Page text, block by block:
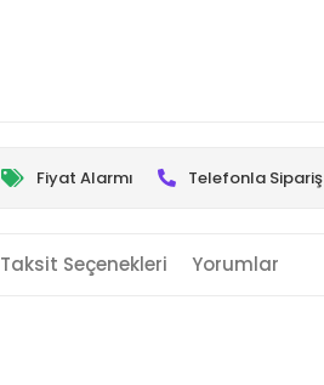
Fiyat Alarmı Telefonla Sipariş
Taksit Seçenekleri Yorumlar